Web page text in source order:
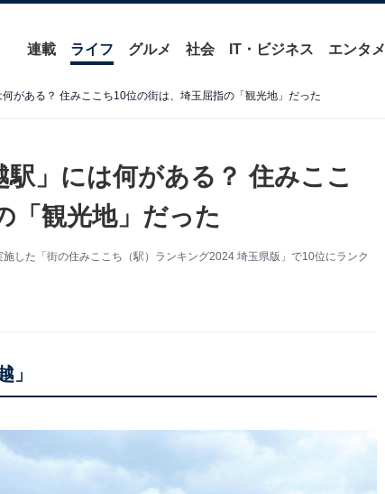
連載 ライフ グルメ 社会 IT・ビジネス エンタメ
がある？ 住みここち10位の街は、埼玉屈指の「観光地」だった
」には何がある？ 住みここ
「観光地」だった
した「街の住みここち（駅）ランキング2024 埼玉県版」で10位にランク
」